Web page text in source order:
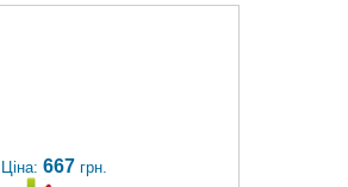
Ціна: 667 грн.